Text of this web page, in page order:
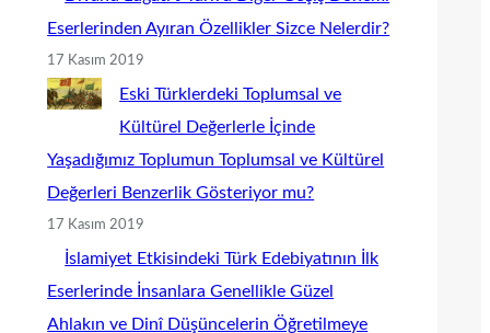
Eserlerinden Ayıran Özellikler Sizce Nelerdir?
17 Kasım 2019
Eski Türklerdeki Toplumsal ve
Kültürel Değerlerle İçinde
Yaşadığımız Toplumun Toplumsal ve Kültürel
Değerleri Benzerlik Gösteriyor mu?
17 Kasım 2019
İslamiyet Etkisindeki Türk Edebiyatının İlk
Eserlerinde İnsanlara Genellikle Güzel
Ahlakın ve Dinî Düşüncelerin Öğretilmeye